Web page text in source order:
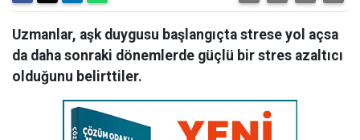
Uzmanlar, aşk duygusu başlangıçta strese yol açsa
da daha sonraki dönemlerde güçlü bir stres azaltıcı
olduğunu belirttiler.